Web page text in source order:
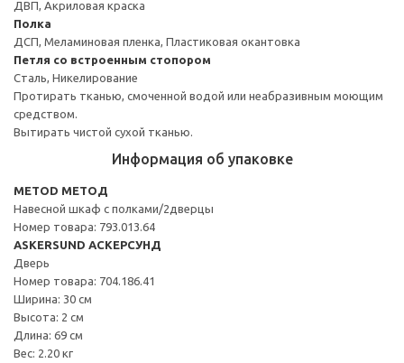
ДВП, Акриловая краска
Полка
ДСП, Меламиновая пленка, Пластиковая окантовка
Петля со встроенным стопором
Сталь, Никелирование
Протирать тканью, смоченной водой или неабразивным моющим
средством.
Вытирать чистой сухой тканью.
Информация об упаковке
METOD МЕТОД
Навесной шкаф с полками/2дверцы
Номер товара: 793.013.64
ASKERSUND АСКЕРСУНД
Дверь
Номер товара: 704.186.41
Ширина: 30 см
Высота: 2 см
Длина: 69 см
Вес: 2.20 кг